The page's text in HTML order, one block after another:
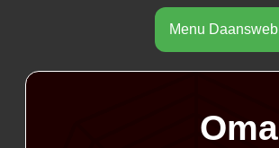
Menu Daansweb
Oma